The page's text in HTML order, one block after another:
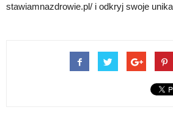
stawiamnazdrowie.pl/ i odkryj swoje